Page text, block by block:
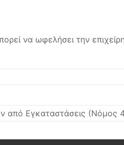
να ωφελήσει την
από Εγκαταστάσεις (Νόμος